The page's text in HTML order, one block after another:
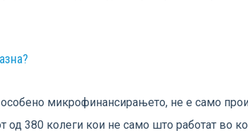
микрофинансирањето, не е само
380 колеги кои не само што работат во